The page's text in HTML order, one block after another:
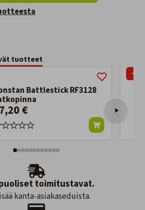
tuotteet
Battlestick RF3128
€
-
toimitustavat.
kanta-asiakaseduista.